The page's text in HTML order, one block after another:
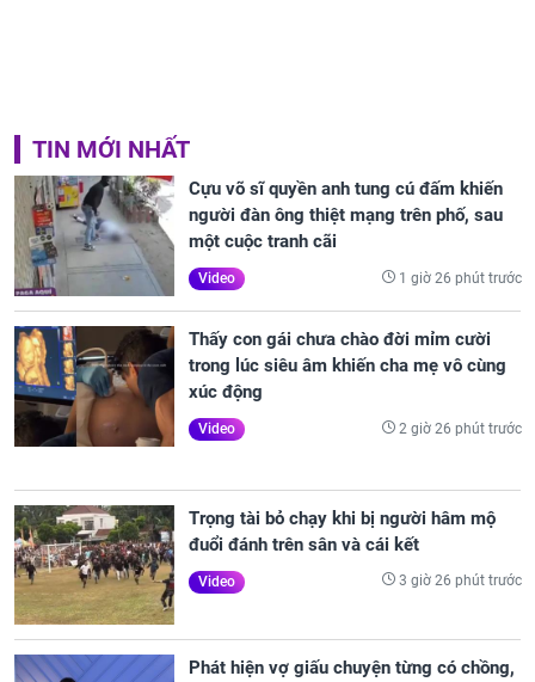
TIN MỚI NHẤT
Cựu võ sĩ quyền anh tung cú đấm khiến
người đàn ông thiệt mạng trên phố, sau
một cuộc tranh cãi
Video 1 giờ 26 phút trước
Thấy con gái chưa chào đời mỉm cười
trong lúc siêu âm khiến cha mẹ vô cùng
xúc động
Video 2 giờ 26 phút trước
Trọng tài bỏ chạy khi bị người hâm mộ
đuổi đánh trên sân và cái kết
Video 3 giờ 26 phút trước
Phát hiện vợ giấu chuyện từng có chồng,